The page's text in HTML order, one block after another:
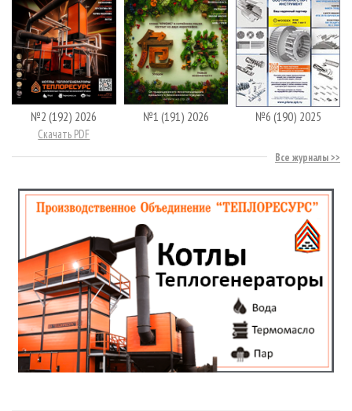
№2 (192) 2026
Скачать PDF
№1 (191) 2026 №6 (190) 2025
Все журналы